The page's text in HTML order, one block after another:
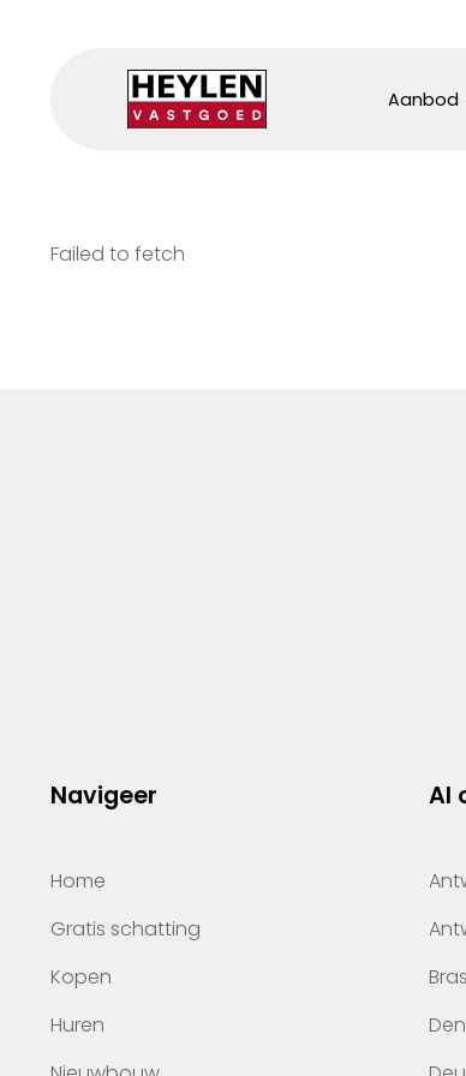
Aanbod
Failed to fetch
Navigeer
Home
Gratis schatting
Kopen
Huren
Al